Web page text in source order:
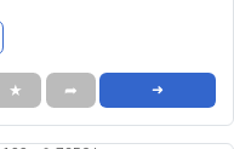
★ ➦ ➜